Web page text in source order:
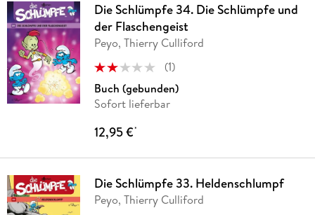
Die Schlümpfe 34. Die Schlümpfe und
der Flaschengeist
Peyo, Thierry Culliford
(1)
Buch (gebunden)
Sofort lieferbar
12,95 €*
Die Schlümpfe 33. Heldenschlumpf
Peyo, Thierry Culliford